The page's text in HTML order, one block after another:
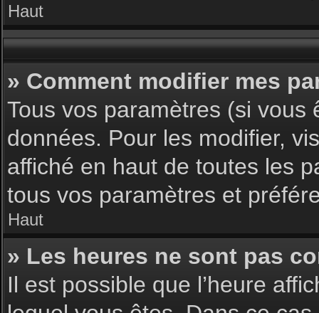
Haut
» Comment modifier mes
Tous vos paramètres (si
données. Pour les modifier,
affiché en haut de toutes les
tous vos paramètres et
Haut
» Les heures ne sont pas
Il est possible que l’heure